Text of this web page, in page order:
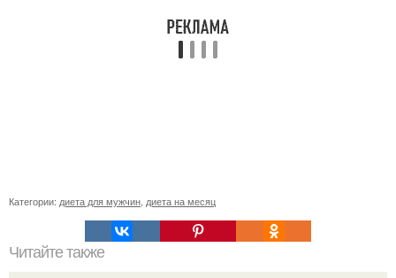
Категории: диета для мужчин диета на месяц
Читайте также